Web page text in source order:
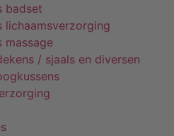
badset
lichaamsverzorging
massage
/ sjaals en diversen